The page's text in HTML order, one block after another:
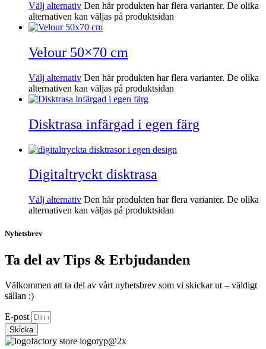
Välj alternativ Den här produkten har flera varianter. De olika
alternativen kan väljas på produktsidan
Velour 50×70 cm
Välj alternativ Den här produkten har flera varianter. De olika
alternativen kan väljas på produktsidan
Disktrasa infärgad i egen färg
Digitaltryckt disktrasa
Välj alternativ Den här produkten har flera varianter. De olika
alternativen kan väljas på produktsidan
Nyhetsbrev
Ta del av Tips & Erbjudanden
Välkommen att ta del av vårt nyhetsbrev som vi skickar ut – väldigt
sällan ;)
E-post
Skicka